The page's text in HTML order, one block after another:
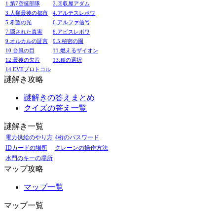
1.第7空挺部隊
2.回収屋アダム
3.人類最後の都市
4.アルテスレボワ
5.希望の光
6.アルファ信号
7.隠された真実
8.アビスレボワ
9.オルカルの証言
9.5.秘密の園
10.台風の目
11.燃えるザイオン
12.最後の欠片
13.種の選択
14.EVEプロトコル
謎解き攻略
謎解きの答えまとめ
クイズの答え一覧
謎解き一覧
電力供給のやり方 4桁のパスワード
IDカードの場所
クレーンの操作方法
水門のキーの場所
マップ攻略
マップ一覧
マップ一覧